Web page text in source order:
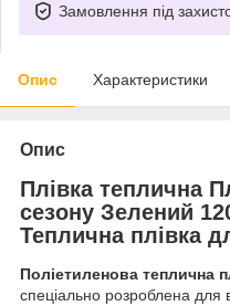
Замовлення під
Опис Характеристики
Опис
Плівка теплична
сезону Зелений
Теплична плівка
Поліетиленова теплична
спеціально розроблена для